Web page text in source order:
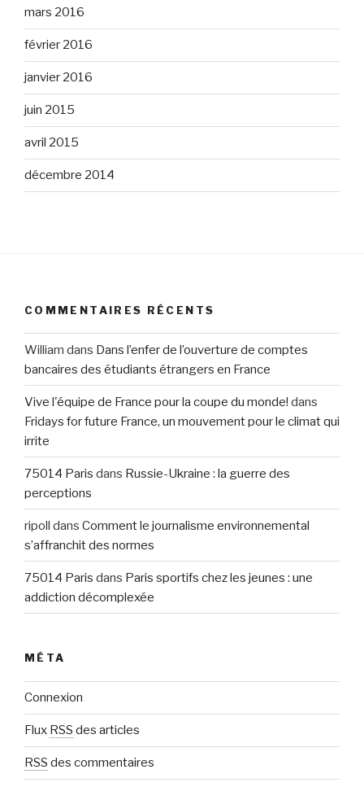
mars 2016
février 2016
janvier 2016
juin 2015
avril 2015
décembre 2014
COMMENTAIRES RÉCENTS
William dans Dans l’enfer de l’ouverture de comptes
bancaires des étudiants étrangers en France
Vive l'équipe de France pour la coupe du monde! dans
Fridays for future France, un mouvement pour le climat qui
irrite
75014 Paris dans Russie-Ukraine : la guerre des
perceptions
ripoll dans Comment le journalisme environnemental
s’affranchit des normes
75014 Paris dans Paris sportifs chez les jeunes : une
addiction décomplexée
MÉTA
Connexion
Flux RSS des articles
RSS des commentaires